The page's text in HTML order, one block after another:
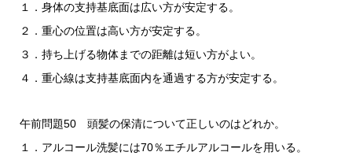
１．身体の支持基底面は広い方が安定する。
２．重心の位置は高い方が安定する。
３．持ち上げる物体までの距離は短い方がよい。
４．重心線は支持基底面内を通過する方が安定する。
午前問題50 頭髪の保清について正しいのはどれか。
１．アルコール洗髪には70％エチルアルコールを用いる。